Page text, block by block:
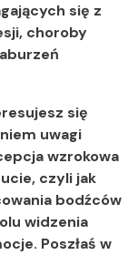
się z
choroby
się
uwagi
wzrokowa
czyli jak
bodźców
widzenia
Poszłaś w